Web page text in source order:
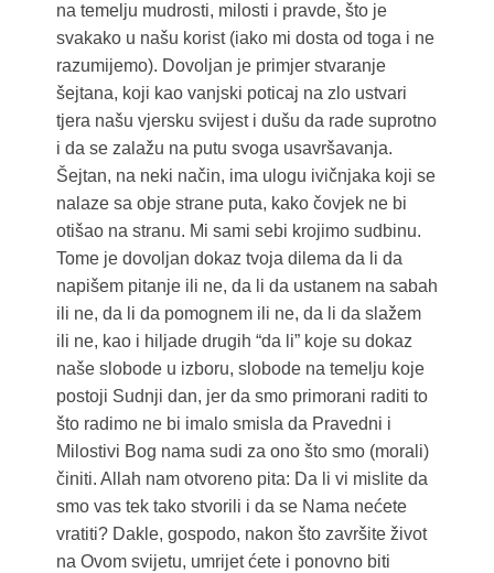
na temelju mudrosti, milosti i pravde, što je
svakako u našu korist (iako mi dosta od toga i ne
razumijemo). Dovoljan je primjer stvaranje
šejtana, koji kao vanjski poticaj na zlo ustvari
tjera našu vjersku svijest i dušu da rade suprotno
i da se zalažu na putu svoga usavršavanja.
Šejtan, na neki način, ima ulogu ivičnjaka koji se
nalaze sa obje strane puta, kako čovjek ne bi
otišao na stranu. Mi sami sebi krojimo sudbinu.
Tome je dovoljan dokaz tvoja dilema da li da
napišem pitanje ili ne, da li da ustanem na sabah
ili ne, da li da pomognem ili ne, da li da slažem
ili ne, kao i hiljade drugih “da li” koje su dokaz
naše slobode u izboru, slobode na temelju koje
postoji Sudnji dan, jer da smo primorani raditi to
što radimo ne bi imalo smisla da Pravedni i
Milostivi Bog nama sudi za ono što smo (morali)
činiti. Allah nam otvoreno pita: Da li vi mislite da
smo vas tek tako stvorili i da se Nama nećete
vratiti? Dakle, gospodo, nakon što završite život
na Ovom svijetu, umrijet ćete i ponovno biti